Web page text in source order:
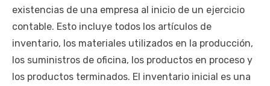
existencias de una empresa al inicio de un ejercicio
contable. Esto incluye todos los artículos de
inventario, los materiales utilizados en la producción,
los suministros de oficina, los productos en proceso y
los productos terminados. El inventario inicial es una